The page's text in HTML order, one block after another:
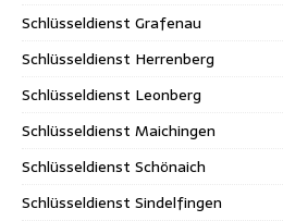
Schlüsseldienst Grafenau
Schlüsseldienst Herrenberg
Schlüsseldienst Leonberg
Schlüsseldienst Maichingen
Schlüsseldienst Schönaich
Schlüsseldienst Sindelfingen